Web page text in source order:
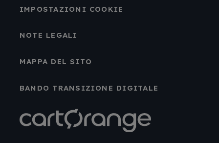
IMPOSTAZIONI COOKIE
NOTE LEGALI
MAPPA DEL SITO
BANDO TRANSIZIONE DIGITALE